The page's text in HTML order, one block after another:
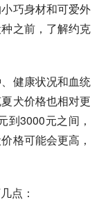
小巧身材和可爱外
之前，了解约克
健康状况和血统
犬价格也相对更
到3000元之间，
格可能会更高，
点：